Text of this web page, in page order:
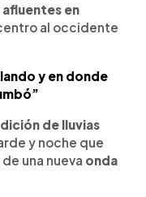
en
al occidente
y en donde
de lluvias
y noche que
una nueva onda